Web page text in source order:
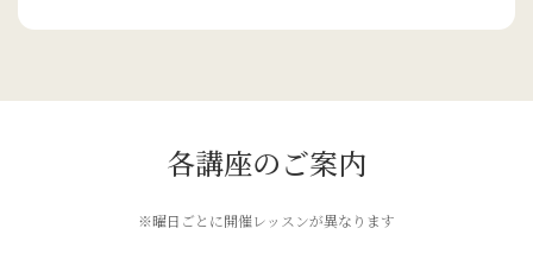
各講座のご案内
※曜日ごとに開催レッスンが異なります